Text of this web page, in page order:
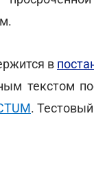
в
текстом
.